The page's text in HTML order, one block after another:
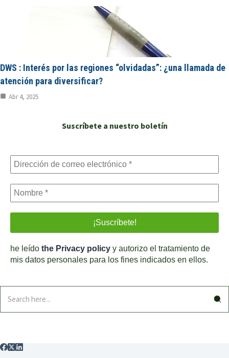
DWS : Interés por las regiones “olvidadas”: ¿una llamada de
atención para diversificar?
Abr 4, 2025
Suscríbete a nuestro boletín
he leído the Privacy policy y autorizo el tratamiento de
mis datos personales para los fines indicados en ellos.